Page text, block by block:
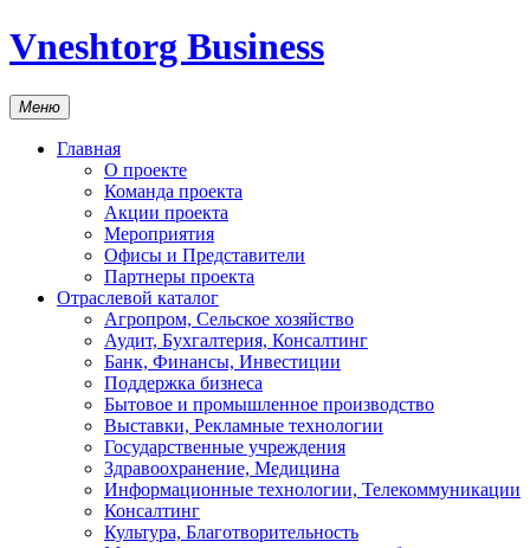
Vneshtorg Business
Меню
Главная
О проекте
Команда проекта
Акции проекта
Мероприятия
Офисы и Представители
Партнеры проекта
Отраслевой каталог
Агропром, Сельское хозяйство
Аудит, Бухгалтерия, Консалтинг
Банк, Финансы, Инвестиции
Поддержка бизнеса
Бытовое и промышленное производство
Выставки, Рекламные технологии
Государственные учреждения
Здравоохранение, Медицина
Информационные технологии, Телекоммуникации
Консалтинг
Культура, Благотворительность